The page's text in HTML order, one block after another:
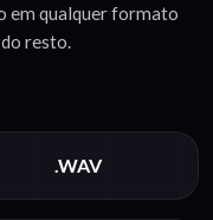
em qualquer formato
resto.
.WAV